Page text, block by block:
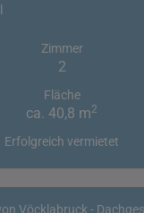
Zimmer
2
Fläche
ca. 40,8 m2
Erfolgreich vermietet